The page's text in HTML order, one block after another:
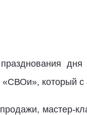
который
мастер-